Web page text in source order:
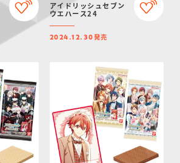
アイドリッシュセブン
ウエハース24
2024.12.30発売